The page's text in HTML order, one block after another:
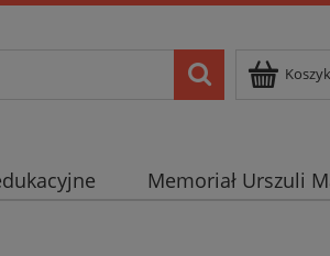
Memoriał Urszuli